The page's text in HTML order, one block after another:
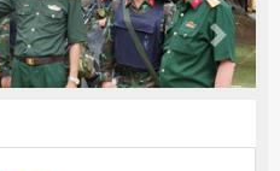
Next